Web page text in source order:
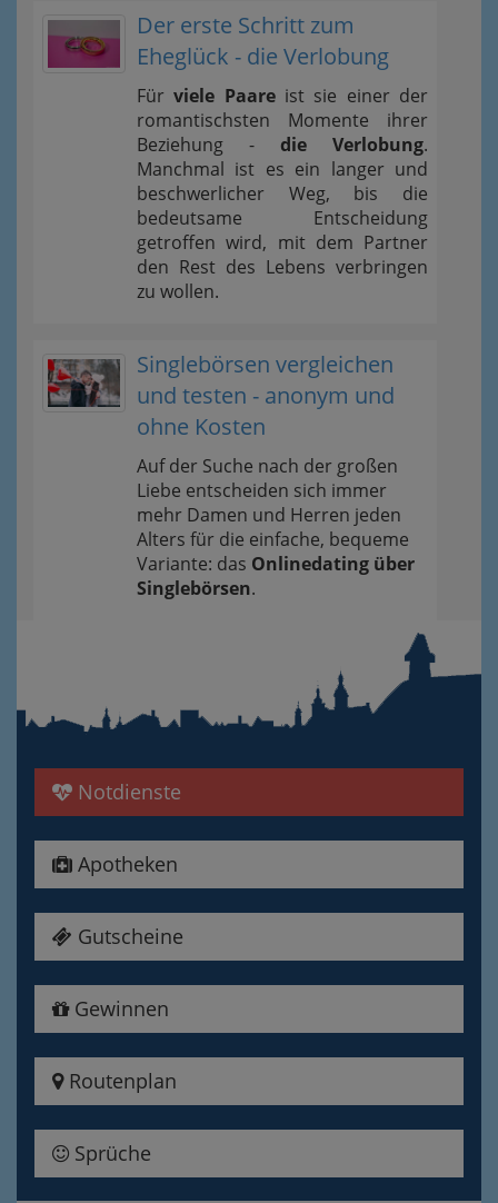
Der erste Schritt zum
Eheglück - die Verlobung
Fürviele Paareist sie einer der
romantischsten Momente ihrer
Beziehung - die Verlobung.
Manchmal ist es ein langer und
beschwerlicher Weg, bis die
bedeutsame Entscheidung
getroffen wird, mit dem Partner
den Rest des Lebens verbringen
zu wollen.
Singlebörsen vergleichen
und testen - anonym und
ohne Kosten
Auf der Suche nach der großen
Liebe entscheiden sich immer
mehr Damen und Herren jeden
Alters für die einfache, bequeme
Variante: das Onlinedating über
Singlebörsen.
Notdienste
Apotheken
Gutscheine
Gewinnen
Routenplan
Sprüche